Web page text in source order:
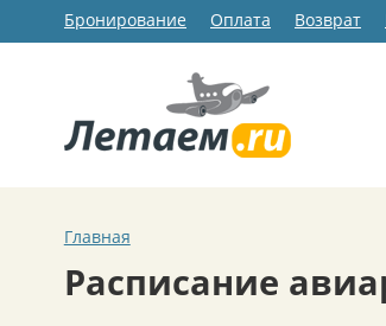
Бронирование Оплата Возврат
Главная
Расписание